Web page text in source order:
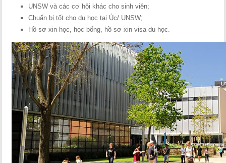
UNSW và các cơ hội khác cho sinh viên;
Chuẩn bị tốt cho du học tại Úc/ UNSW;
Hồ sơ xin học, học bổng, hồ sơ xin visa du học.